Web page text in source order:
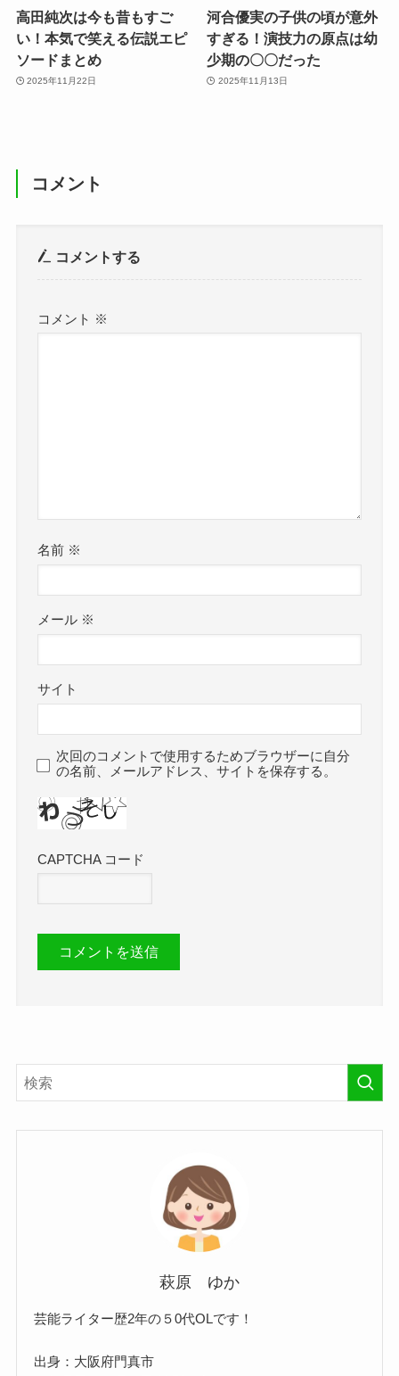
高田純次は今も昔もすご
い！本気で笑える伝説エピ
ソードまとめ
2025年11月22日
河合優実の子供の頃が意外
すぎる！演技力の原点は幼
少期の〇〇だった
2025年11月13日
コメント
コメントする
コメント ※
名前 ※
メール ※
サイト
次回のコメントで使用するためブラウザーに自分
の名前、メールアドレス、サイトを保存する。
CAPTCHA コード
萩原 ゆか
芸能ライター歴2年の５0代OLです！
出身：大阪府門真市